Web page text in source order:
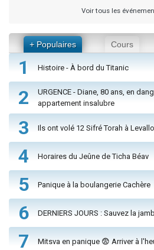
Voir tous les
+ Populaires Cours
1 Histoire - À bord du Titanic
2
URGENCE - Diane, 80 ans, en
appartement insalubre
3 Ils ont volé 12 Sifré Torah à
4 Horaires du Jeûne de Ticha Béav
5 Panique à la boulangerie Cachère
6 DERNIERS JOURS : Sauvez la
7 Mitsva en panique 😨 Arriver à